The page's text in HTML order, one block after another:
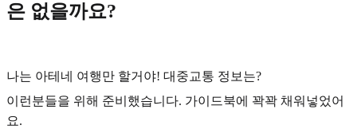
은 없을까요?
나는 아테네 여행만 할거야! 대중교통 정보는?
이런분들을 위해 준비했습니다. 가이드북에 꽉꽉 채워넣었어
요.